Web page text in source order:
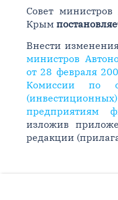
Совет
Крым
Внести
министров
от 28 февраля
Комиссии по
предприятиям
изложив
редакции